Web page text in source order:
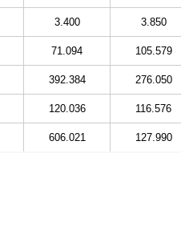
3.400 3.850
71.094 105.579
392.384 276.050
120.036 116.576
606.021 127.990